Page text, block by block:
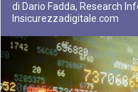
di Dario Fadda, Research
Insicurezzadigitale.com